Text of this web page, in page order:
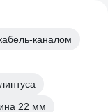
каналом
22 мм